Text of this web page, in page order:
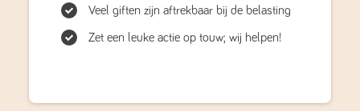
Veel giften zijn aftrekbaar bij de belasting
Zet een leuke actie op touw; wij helpen!